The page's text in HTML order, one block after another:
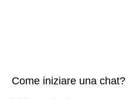
Come iniziare una chat?